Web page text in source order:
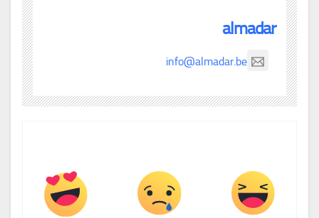
almadar
info@almadar.be